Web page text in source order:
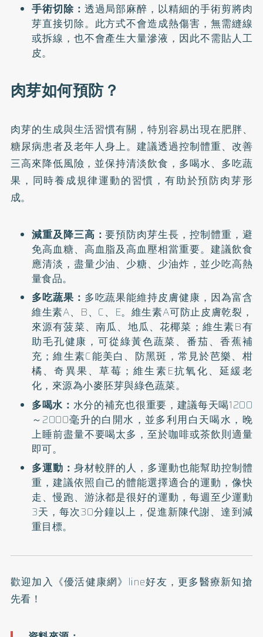
手術切除： 透過局部麻醉，以精細的手術剪將肉
芽直接切除。此方式不會造成熱傷害，無需縫線
或拆線，也不會產生大量滲液，因此不需貼人工
皮。
肉芽如何預防？
肉芽的生成與生活習慣有關，特別容易出現在肥胖、
糖尿病患者及老年人身上。建議透過控制體重、改善
三高來降低風險，並保持清淡飲食，多喝水、多吃蔬
果，同時養成規律運動的習慣，有助於預防肉芽形
成。
減重及降三高：要預防肉芽生長，控制體重，避
免高血糖、高血脂及高血壓相當重要。建議飲食
應清淡，盡量少油、少糖、少油炸，並少吃高熱
量食品。
多吃蔬果： 多吃蔬果能維持皮膚健康，因為富含
維生素A、B、C、E。維生素A可防止皮膚乾裂，
來源有菠菜、南瓜、地瓜、花椰菜；維生素B有
助毛孔健康，可從綠黃色蔬菜、番茄、香蕉補
充；維生素C能美白、防黑斑，常見於芭樂、柑
橘、奇異果、草莓；維生素E抗氧化、延緩老
化，來源為小麥胚芽與綠色蔬菜。
多喝水： 水分的補充也很重要，建議每天喝1200
～2000毫升的白開水，並多利用白天喝水，晚
上睡前盡量不要喝太多，至於咖啡或茶飲則適量
即可。
多運動： 身材較胖的人，多運動也能幫助控制體
重，建議依照自己的體能選擇適合的運動，像快
走、慢跑、游泳都是很好的運動，每週至少運動
3天，每次30分鐘以上，促進新陳代謝、達到減
重目標。
歡迎加入 《優活健康網》line好友 ，更多醫療新知搶
先看！